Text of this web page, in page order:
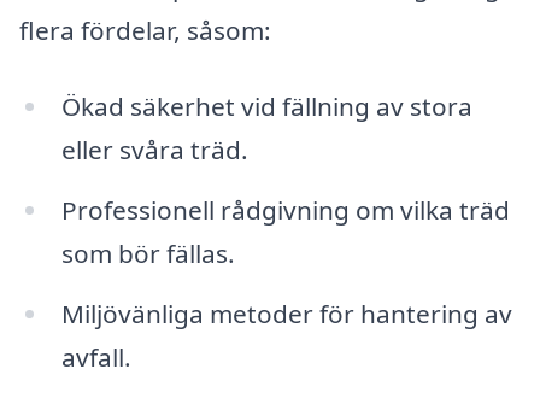
flera fördelar, såsom:
Ökad säkerhet vid fällning av stora
eller svåra träd.
Professionell rådgivning om vilka träd
som bör fällas.
Miljövänliga metoder för hantering av
avfall.